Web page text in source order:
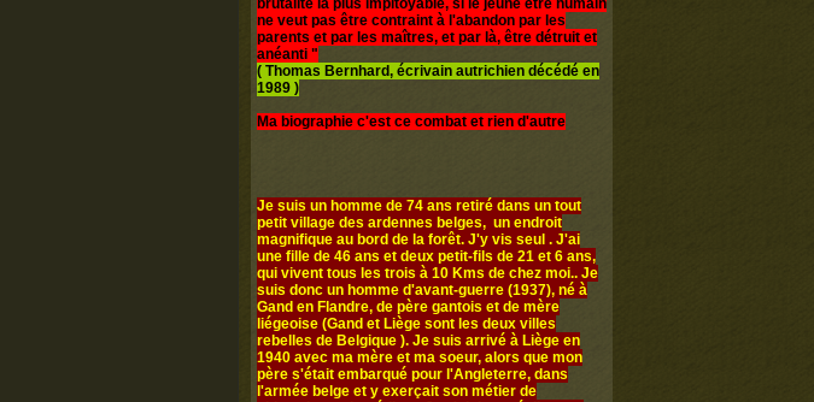
brutalité la plus impitoyable, si le jeune être humain
ne veut pas être contraint à l'abandon par les
parents et par les maîtres, et par là, être détruit et
anéanti "
( Thomas Bernhard, écrivain autrichien décédé en
1989 )
Ma biographie c'est ce combat et rien d'autre
Je suis un homme de 74 ans retiré dans un tout
petit village des ardennes belges, un endroit
magnifique au bord de la forêt. J'y vis seul . J'ai
une fille de 46 ans et deux petit-fils de 21 et 6 ans,
qui vivent tous les trois à 10 Kms de chez moi.. Je
suis donc un homme d'avant-guerre (1937), né à
Gand en Flandre, de père gantois et de mère
liégeoise (Gand et Liège sont les deux villes
rebelles de Belgique ). Je suis arrivé à Liège en
1940 avec ma mère et ma soeur, alors que mon
père s'était embarqué pour l'Angleterre, dans
l'armée belge et y exerçait son métier de